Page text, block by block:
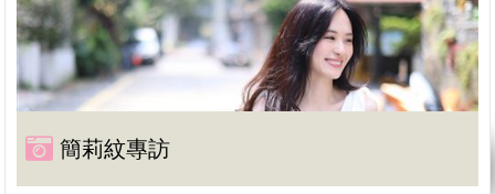
簡莉紋專訪